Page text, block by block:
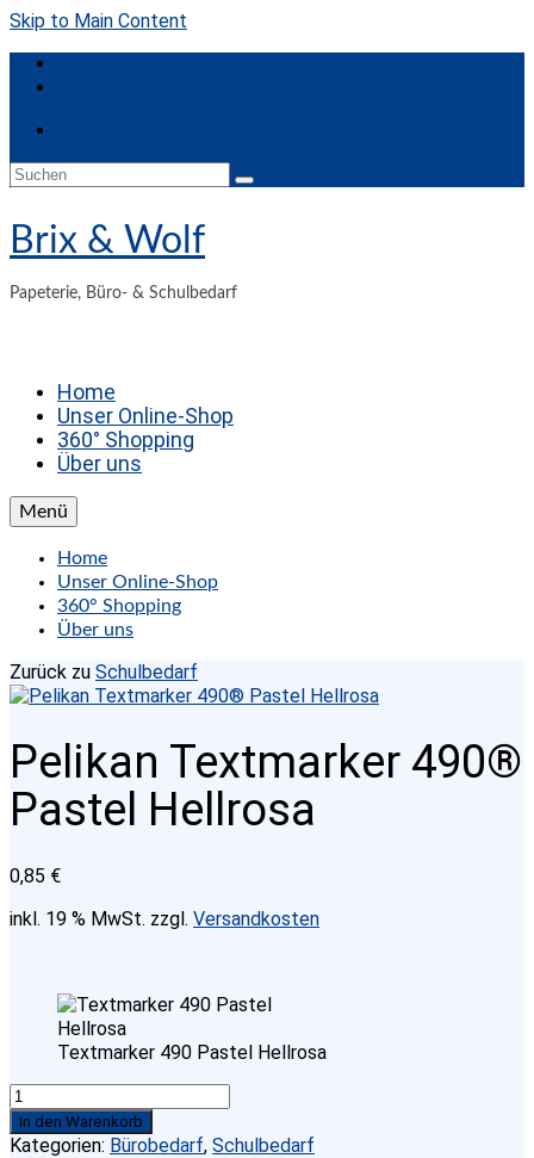
Skip to Main Content
Suchen
Brix & Wolf
Papeterie, Büro- & Schulbedarf
Home
Unser Online-Shop
360° Shopping
Über uns
Menü
Home
Unser Online-Shop
360° Shopping
Über uns
Zurück zu Schulbedarf
Pelikan Textmarker 490®
Pastel Hellrosa
0,85 €
inkl. 19 % MwSt. zzgl. Versandkosten
Textmarker 490 Pastel Hellrosa
Pelikan
Textmarker
490®
In den Warenkorb
Kategorien: Bürobedarf, Schulbedarf